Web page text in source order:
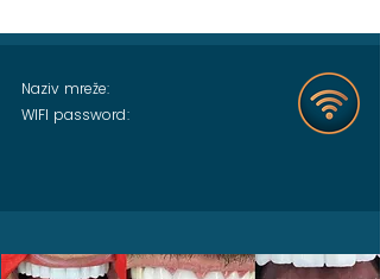
Naziv mreže:
WIFI password: